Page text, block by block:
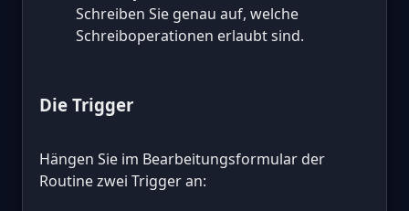
Schreiben Sie genau auf, welche
Schreiboperationen erlaubt sind.
Die Trigger
Hängen Sie im Bearbeitungsformular der
Routine zwei Trigger an: